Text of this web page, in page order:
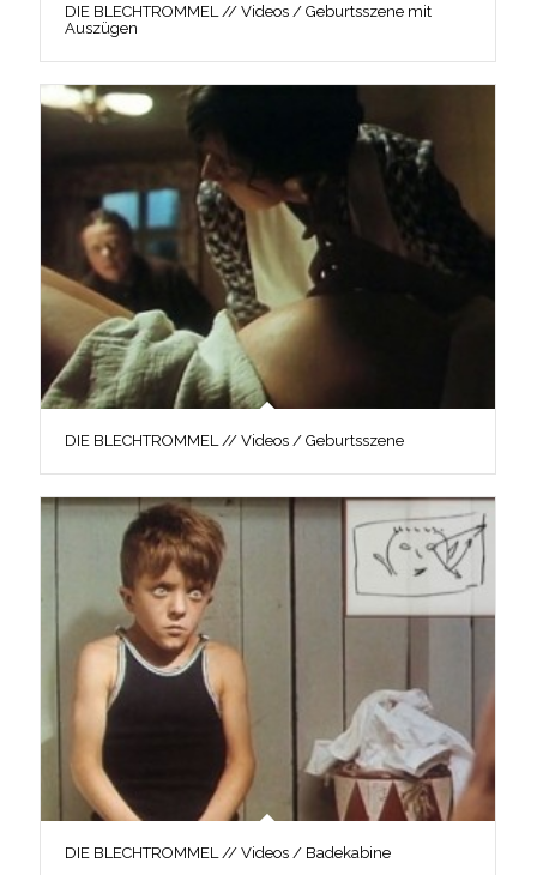
DIE BLECHTROMMEL // Videos / Geburtsszene mit
Auszügen
DIE BLECHTROMMEL // Videos / Geburtsszene
DIE BLECHTROMMEL // Videos / Badekabine